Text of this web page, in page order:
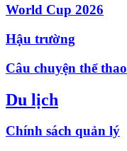
World Cup 2026
Hậu trường
Câu chuyện thể thao
Du lịch
Chính sách quản lý